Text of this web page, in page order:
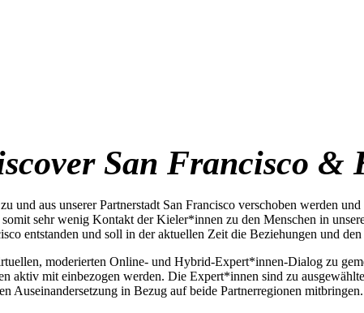
San Francisco &
und aus unserer Partnerstadt San Francisco verschoben werden
sehr wenig Kontakt der Kieler*innen zu den Menschen in
entstanden und soll in der aktuellen Zeit die Beziehungen und
moderierten Online- und Hybrid-Expert*innen-Dialog zu
aktiv mit einbezogen werden. Die Expert*innen sind zu
Auseinandersetzung in Bezug auf beide Partnerregionen mitbringen.